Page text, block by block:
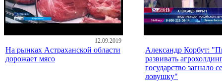
12.09.2019
На рынках Астраханской области
дорожает мясо
Александр Корбут:
развивать
государство загнало
ловушку"